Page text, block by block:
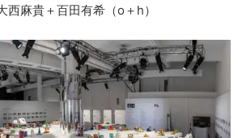
西麻貴＋百田有希（o＋h）